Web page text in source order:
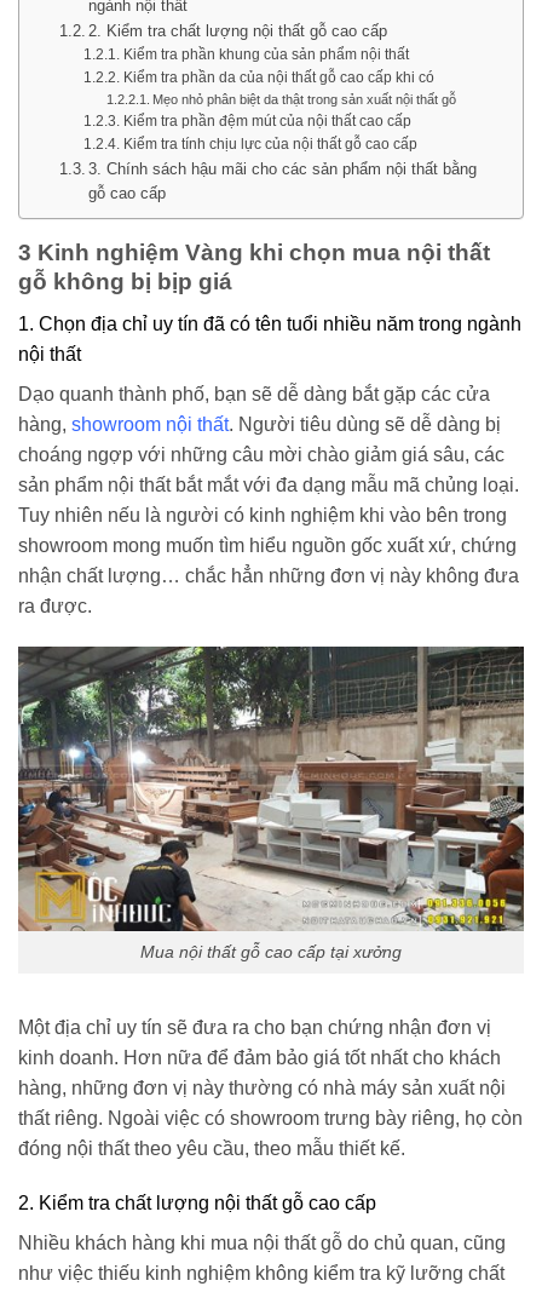
ngành nội thất
2. Kiểm tra chất lượng nội thất gỗ cao cấp
Kiểm tra phần khung của sản phẩm nội thất
Kiểm tra phần da của nội thất gỗ cao cấp khi có
Mẹo nhỏ phân biệt da thật trong sản xuất nội thất gỗ
Kiểm tra phần đệm mút của nội thất cao cấp
Kiểm tra tính chịu lực của nội thất gỗ cao cấp
3. Chính sách hậu mãi cho các sản phẩm nội thất bằng
gỗ cao cấp
3 Kinh nghiệm Vàng khi chọn mua nội thất
gỗ không bị bịp giá
1. Chọn địa chỉ uy tín đã có tên tuổi nhiều năm trong ngành
nội thất
Dạo quanh thành phố, bạn sẽ dễ dàng bắt gặp các cửa
hàng, showroom nội thất. Người tiêu dùng sẽ dễ dàng bị
choáng ngợp với những câu mời chào giảm giá sâu, các
sản phẩm nội thất bắt mắt với đa dạng mẫu mã chủng loại.
Tuy nhiên nếu là người có kinh nghiệm khi vào bên trong
showroom mong muốn tìm hiểu nguồn gốc xuất xứ, chứng
nhận chất lượng… chắc hẳn những đơn vị này không đưa
ra được.
Mua nội thất gỗ cao cấp tại xưởng
Một địa chỉ uy tín sẽ đưa ra cho bạn chứng nhận đơn vị
kinh doanh. Hơn nữa để đảm bảo giá tốt nhất cho khách
hàng, những đơn vị này thường có nhà máy sản xuất nội
thất riêng. Ngoài việc có showroom trưng bày riêng, họ còn
đóng nội thất theo yêu cầu, theo mẫu thiết kế.
2. Kiểm tra chất lượng nội thất gỗ cao cấp
Nhiều khách hàng khi mua nội thất gỗ do chủ quan, cũng
như việc thiếu kinh nghiệm không kiểm tra kỹ lưỡng chất